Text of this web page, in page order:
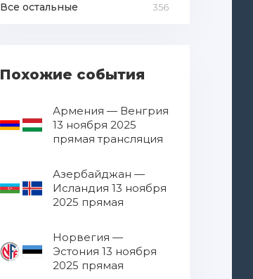
Все остальные 356
Похожие события
Армения — Венгрия
13 ноября 2025
прямая трансляция
Азербайджан —
Исландия 13 ноября
2025 прямая
Норвегия —
Эстония 13 ноября
2025 прямая